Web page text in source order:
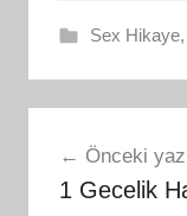
Sex Hikaye,
gezinmesi
Önceki
1 Gecelik